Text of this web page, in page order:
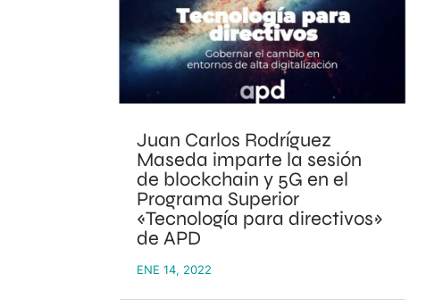
Juan Carlos Rodríguez
Maseda imparte la sesión
de blockchain y 5G en el
Programa Superior
«Tecnología para directivos»
de APD
ENE 14, 2022